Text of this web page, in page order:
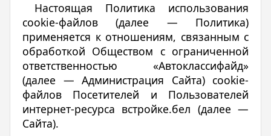
Настоящая Политика использования
сookie-файлов (далее — Политика)
применяется к отношениям, связанным с
обработкой Обществом с ограниченной
ответственностью «Автоклассифайд»
(далее — Администрация Сайта) cookie-
файлов Посетителей и Пользователей
интернет-ресурса встройке.бел (далее —
Сайта).